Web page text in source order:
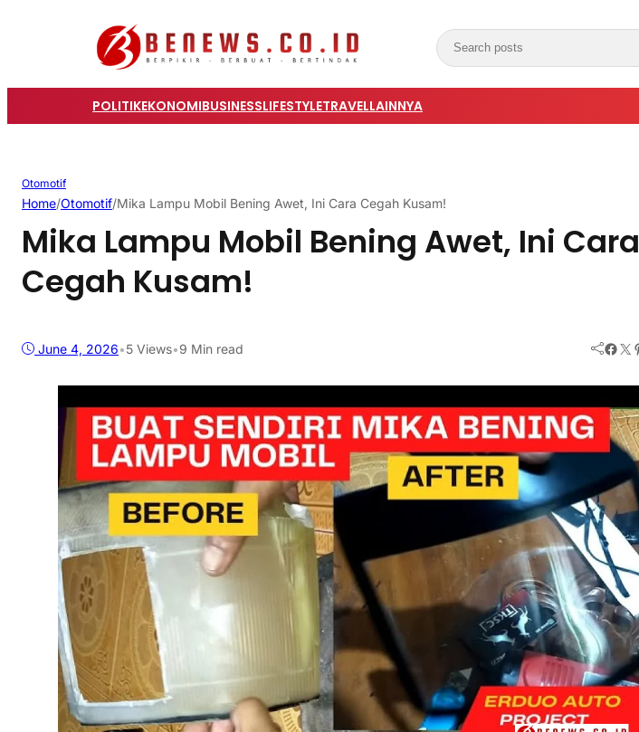
POLITIKEKONOMIBUSINESSLIFESTYLETRAVELLAINNYA
Otomotif
Home/Otomotif/Mika Lampu Mobil Bening Awet, Ini Cara Cegah Kusam!
Mika Lampu Mobil Bening Awet, Ini Cara
Cegah Kusam!
June 4, 2026•5 Views•9 Min read Facebook Twitter Pinterest